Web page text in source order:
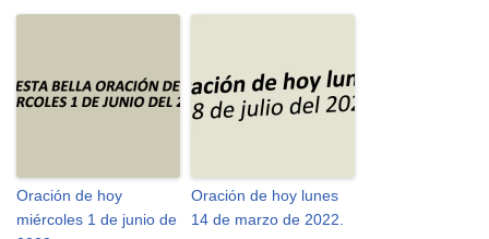
Oración de hoy
miércoles 1 de junio de
Oración de hoy lunes
14 de marzo de 2022.